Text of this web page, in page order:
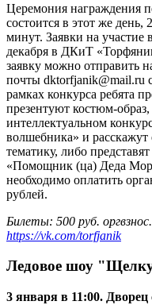
Церемония награждения
состоится в этот же день,
минут. Заявки на участие
декабря в ДКиТ
заявку можно отправить
почты dktorfjanik@mail.ru
рамках конкурса ребята
презентуют костюм-
интеллектуальном
волшебника» и
тематику, либо
«Помощник (ца) Деда
необходимо оплатить
рублей.
Билеты: 500 руб.
https://vk.com/torfjanik
Ледовое шоу
3 января в 11:00. Дворец